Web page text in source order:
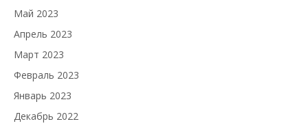
Май 2023
Апрель 2023
Март 2023
Февраль 2023
Январь 2023
Декабрь 2022